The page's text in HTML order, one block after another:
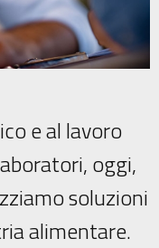
e al lavoro
oggi,
soluzioni
alimentare.